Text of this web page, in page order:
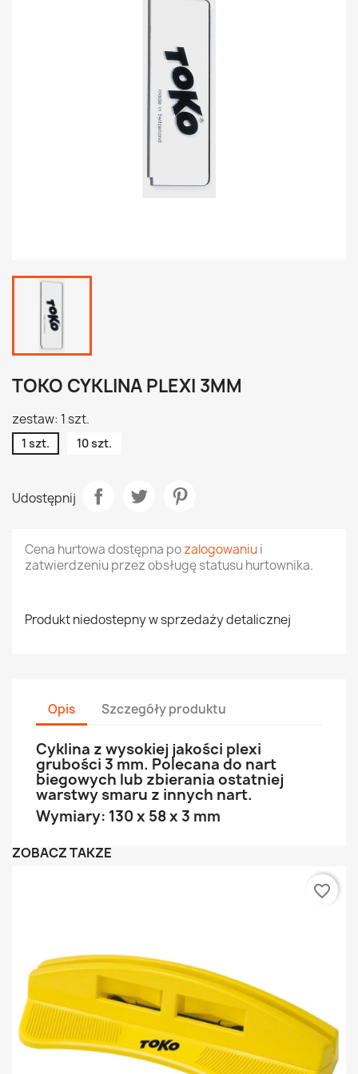
TOKO CYKLINA PLEXI 3MM
zestaw: 1 szt.
1 szt. 10 szt.
Udostępnij
Cena hurtowa dostępna pozalogowaniui
zatwierdzeniu przez obsługę statusu hurtownika.
Produkt niedostepny w sprzedaży detalicznej
Opis Szczegóły produktu
Cyklina z wysokiej jakości plexi
grubości 3 mm. Polecana do nart
biegowych lub zbierania ostatniej
warstwy smaru z innych nart.
Wymiary: 130 x 58 x 3 mm
ZOBACZ TAKŻE
favorite_border